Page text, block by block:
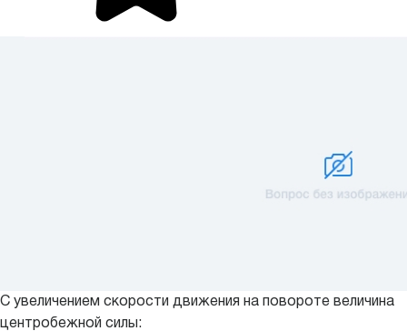
С увеличением скорости движения на повороте величина
центробежной силы: